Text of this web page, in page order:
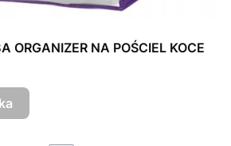
ORGANIZER NA POŚCIEL KOCE